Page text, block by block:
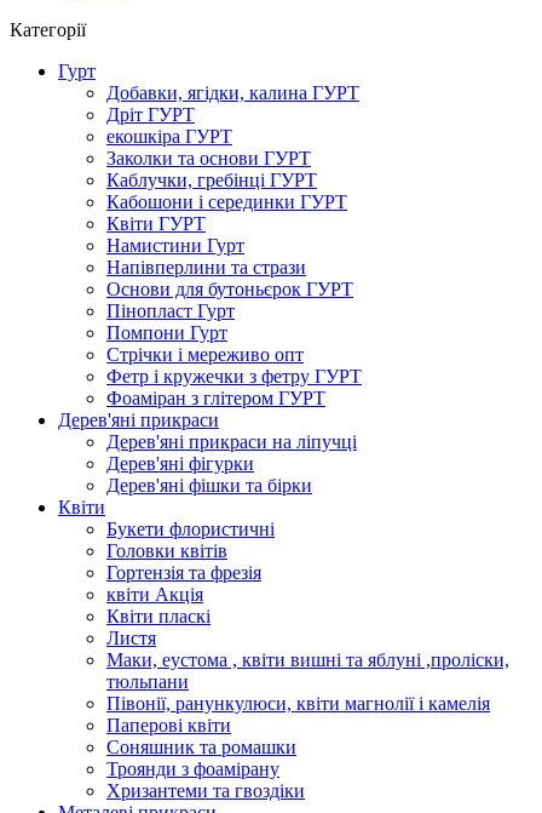
Категорії
Гурт
Добавки, ягідки, калина ГУРТ
Дріт ГУРТ
екошкіра ГУРТ
Заколки та основи ГУРТ
Каблучки, гребінці ГУРТ
Кабошони і серединки ГУРТ
Квіти ГУРТ
Намистини Гурт
Напівперлини та стрази
Основи для бутоньєрок ГУРТ
Пінопласт Гурт
Помпони Гурт
Стрічки і мереживо опт
Фетр і кружечки з фетру ГУРТ
Фоаміран з глітером ГУРТ
Дерев'яні прикраси
Дерев'яні прикраси на ліпучці
Дерев'яні фігурки
Дерев'яні фішки та бірки
Квіти
Букети флористичні
Головки квітів
Гортензія та фрезія
квіти Акція
Квіти пласкі
Листя
Маки, еустома , квіти вишні та яблуні ,проліски,
тюльпани
Півонії, ранункулюси, квіти магнолії і камелія
Паперові квіти
Соняшник та ромашки
Троянди з фоамірану
Хризантеми та гвоздіки